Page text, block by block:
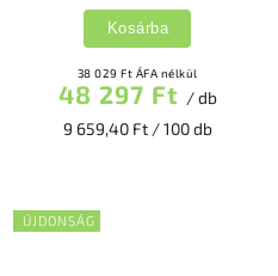
38 029 Ft ÁFA nélkül
48 297 Ft / db
9 659,40 Ft / 100 db
Kosárba
ÚJDONSÁG